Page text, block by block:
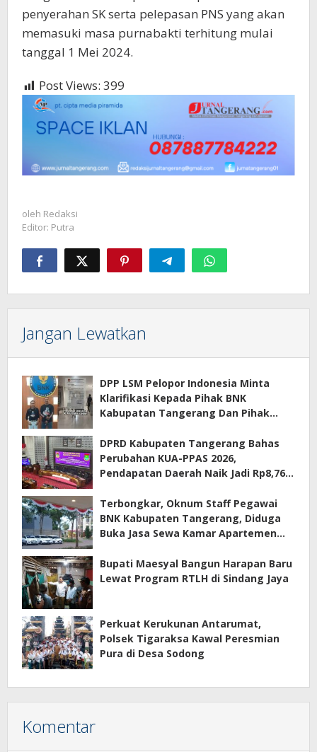
penyerahan SK serta pelepasan PNS yang akan
memasuki masa purnabakti terhitung mulai
tanggal 1 Mei 2024.
Post Views: 399
oleh Redaksi
Editor: Putra
Jangan Lewatkan
DPP LSM Pelopor Indonesia Minta
Klarifikasi Kepada Pihak BNK
Kabupatan Tangerang Dan Pihak
Terkait Sewa Kamar Per Jam
DPRD Kabupaten Tangerang Bahas
Perubahan KUA-PPAS 2026,
Pendapatan Daerah Naik Jadi Rp8,76
Terbongkar, Oknum Staff Pegawai
BNK Kabupaten Tangerang, Diduga
Buka Jasa Sewa Kamar Apartemen
Bupati Maesyal Bangun Harapan Baru
Lewat Program RTLH di Sindang Jaya
Perkuat Kerukunan Antarumat,
Polsek Tigaraksa Kawal Peresmian
Pura di Desa Sodong
Komentar